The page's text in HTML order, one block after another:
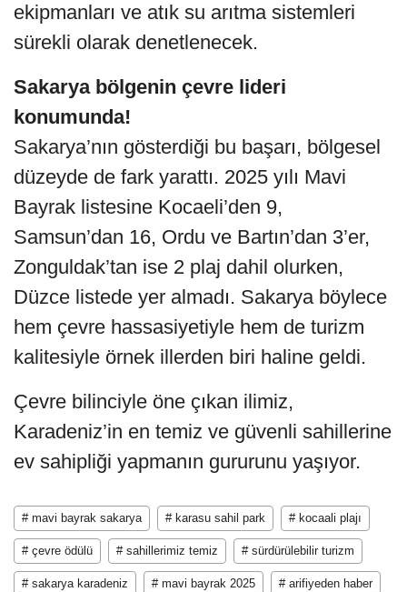
ekipmanları ve atık su arıtma sistemleri
sürekli olarak denetlenecek.
Sakarya bölgenin çevre lideri
konumunda!
Sakarya’nın gösterdiği bu başarı, bölgesel
düzeyde de fark yarattı. 2025 yılı Mavi
Bayrak listesine Kocaeli’den 9,
Samsun’dan 16, Ordu ve Bartın’dan 3’er,
Zonguldak’tan ise 2 plaj dahil olurken,
Düzce listede yer almadı. Sakarya böylece
hem çevre hassasiyetiyle hem de turizm
kalitesiyle örnek illerden biri haline geldi.
Çevre bilinciyle öne çıkan ilimiz,
Karadeniz’in en temiz ve güvenli sahillerine
ev sahipliği yapmanın gururunu yaşıyor.
# mavi bayrak sakarya # karasu sahil park # kocaali plajı
# çevre ödülü # sahillerimiz temiz # sürdürülebilir turizm
# sakarya karadeniz # mavi bayrak 2025 # arifiyeden haber